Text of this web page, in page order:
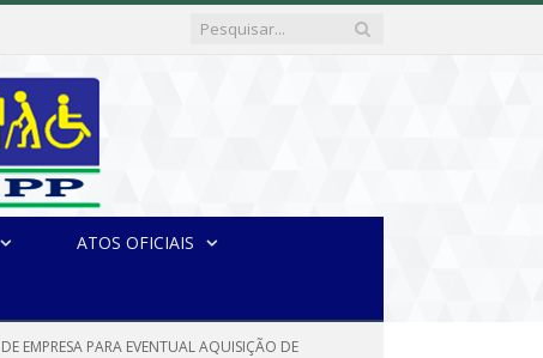
ATOS OFICIAIS
EMPRESA PARA EVENTUAL AQUISIÇÃO DE